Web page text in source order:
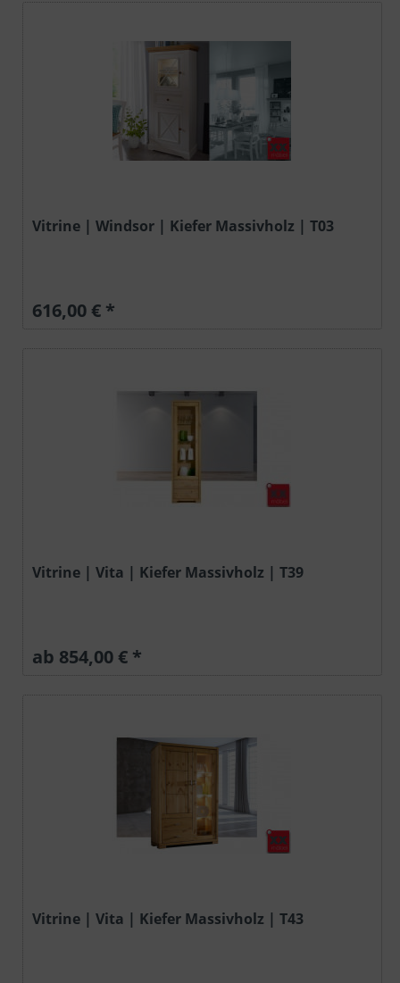
Vitrine | Windsor | Kiefer Massivholz | T03
616,00 € *
Vitrine | Vita | Kiefer Massivholz | T39
ab 854,00 € *
Vitrine | Vita | Kiefer Massivholz | T43